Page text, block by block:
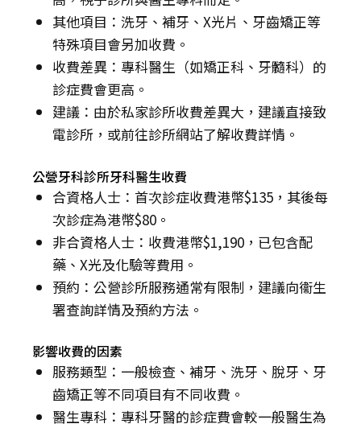
其他項目：洗牙、補牙、X光片、牙齒矯正等
特殊項目會另加收費。
收費差異：專科醫生（如矯正科、牙髓科）的
診症費會更高。
建議：由於私家診所收費差異大，建議直接致
電診所，或前往診所網站了解收費詳情。
公營牙科診所牙科醫生收費
合資格人士：首次診症收費港幣$135，其後每
次診症為港幣$80。
非合資格人士：收費港幣$1,190，已包含配
藥、X光及化驗等費用。
預約：公營診所服務通常有限制，建議向衞生
署查詢詳情及預約方法。
影響收費的因素
服務類型：一般檢查、補牙、洗牙、脫牙、牙
齒矯正等不同項目有不同收費。
醫生專科：專科牙醫的診症費會較一般醫生為